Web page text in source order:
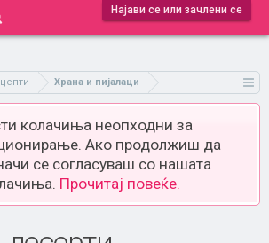
Најави се или зачлени се
Храна и пијалаци
колачиња неопходни за
Ако продолжиш да
се согласуваш со нашата
Прочитај повеќе.